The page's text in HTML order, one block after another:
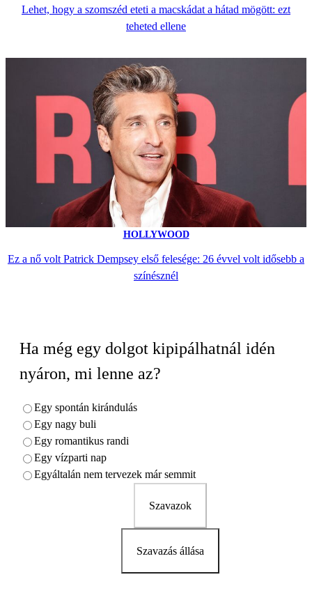
Lehet, hogy a szomszéd eteti a macskádat a hátad mögött: ezt
teheted ellene
HOLLYWOOD
Ez a nő volt Patrick Dempsey első felesége: 26 évvel volt idősebb a
színésznél
Ha még egy dolgot kipipálhatnál idén
nyáron, mi lenne az?
Egy spontán kirándulás
Egy nagy buli
Egy romantikus randi
Egy vízparti nap
Egyáltalán nem tervezek már semmit
Szavazok
Szavazás állása